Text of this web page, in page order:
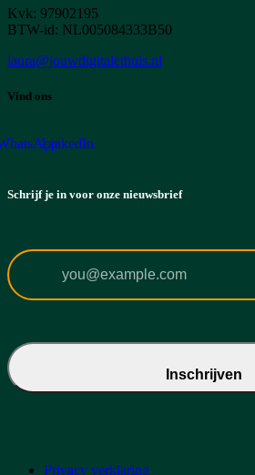
Kvk: 97902195
BTW-id: NL005084333B50
laura@jouwdigitalethuis.nl
Vind ons
LinkedIn
Schrijf je in voor onze nieuwsbrief
Inschrijven
Privacy verklaring